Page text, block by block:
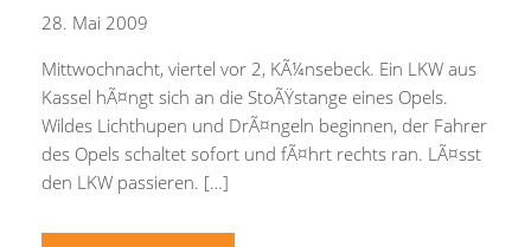
28. Mai 2009
Mittwochnacht, viertel vor 2, KÃ¼nsebeck. Ein LKW aus
Kassel hÃ¤ngt sich an die StoÃŸstange eines Opels.
Wildes Lichthupen und DrÃ¤ngeln beginnen, der Fahrer
des Opels schaltet sofort und fÃ¤hrt rechts ran. LÃ¤sst
den LKW passieren. […]